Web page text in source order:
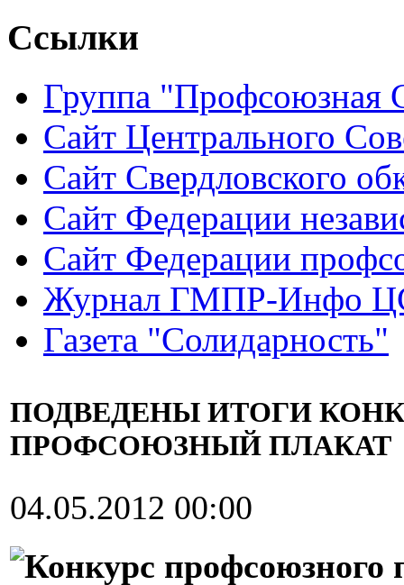
Ссылки
Группа "Профсоюзная
Сайт Центрального
Сайт Свердловского
Сайт Федерации
Сайт Федерации
Журнал ГМПР-Инфо
Газета "Солидарность"
ПОДВЕДЕНЫ ИТОГИ
ПРОФСОЮЗНЫЙ ПЛАКАТ
04.05.2012 00:00